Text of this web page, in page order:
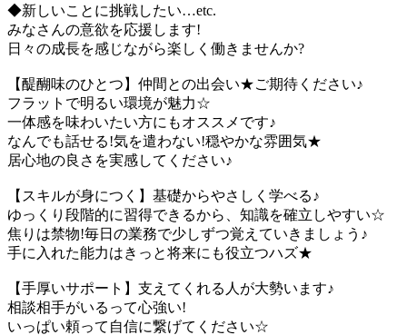
◆新しいことに挑戦したい…etc.
みなさんの意欲を応援します!
日々の成長を感じながら楽しく働きませんか?
【醍醐味のひとつ】仲間との出会い★ご期待ください♪
フラットで明るい環境が魅力☆
一体感を味わいたい方にもオススメです♪
なんでも話せる!気を遣わない!穏やかな雰囲気★
居心地の良さを実感してください♪
【スキルが身につく】基礎からやさしく学べる♪
ゆっくり段階的に習得できるから、知識を確立しやすい☆
焦りは禁物!毎日の業務で少しずつ覚えていきましょう♪
手に入れた能力はきっと将来にも役立つハズ★
【手厚いサポート】支えてくれる人が大勢います♪
相談相手がいるって心強い!
いっぱい頼って自信に繋げてください☆